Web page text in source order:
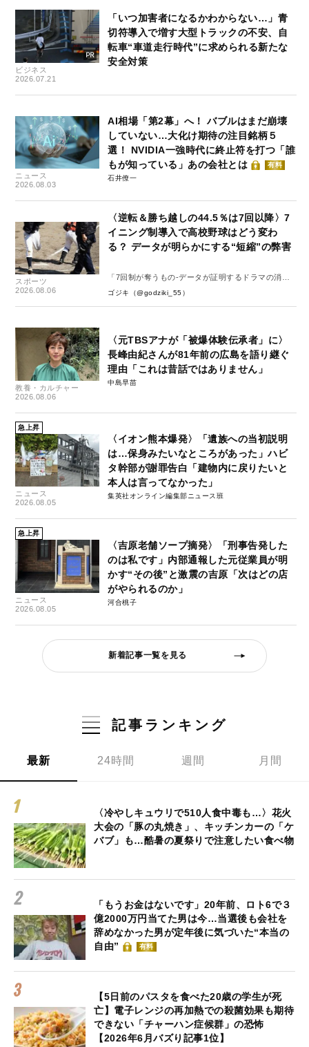
ビジネス
2026.07.21
「いつ加害者になるかわからない…」青
切符導入で増す大型トラックの不安、自
転車“車道走行時代”に求められる新たな
安全対策
ニュース
2026.08.03
AI相場「第2幕」へ！ バブルはまだ崩壊
していない…大化け期待の注目銘柄５
選！ NVIDIA一強時代に終止符を打つ「誰
もが知っている」あの会社とは
有料
石井僚一
スポーツ
2026.08.06
〈逆転＆勝ち越しの44.5％は7回以降〉7
イニング制導入で高校野球はどう変わ
る？ データが明らかにする“短縮”の弊害
「7回制が奪うもの-データが証明するドラマの消
失-」
ゴジキ（@godziki_55）
教養・カルチャー
2026.08.06
〈元TBSアナが「被爆体験伝承者」に〉
長峰由紀さんが81年前の広島を語り継ぐ
理由「これは昔話ではありません」
中島早苗
急上昇
ニュース
2026.08.05
〈イオン熊本爆発〉「遺族への当初説明
は…保身みたいなところがあった」ハビ
タ幹部が謝罪告白「建物内に戻りたいと
本人は言ってなかった」
集英社オンライン編集部ニュース班
急上昇
ニュース
2026.08.05
〈吉原老舗ソープ摘発〉「刑事告発した
のは私です」内部通報した元従業員が明
かす“その後”と激震の吉原「次はどの店
がやられるのか」
河合桃子
新着記事一覧を見る
記事ランキング
最新 24時間 週間 月間
〈冷やしキュウリで510人食中毒も…〉花火
大会の「豚の丸焼き」、キッチンカーの「ケ
バブ」も…酷暑の夏祭りで注意したい食べ物
「もうお金はないです」20年前、ロト6で３
億2000万円当てた男は今…当選後も会社を
辞めなかった男が定年後に気づいた“本当の
自由”
有料
【5日前のパスタを食べた20歳の学生が死
亡】電子レンジの再加熱での殺菌効果も期待
できない「チャーハン症候群」の恐怖
【2026年6月バズり記事1位】